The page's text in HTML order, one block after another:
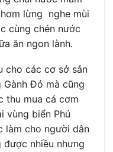
lừng nghe mùi
cùng chén nước
ăn ngon lành.
cho các cơ sở sản
Đỏ mà cũng
thu mua cá cơm
vùng biển Phú
làm cho người dân
nhiều nhưng